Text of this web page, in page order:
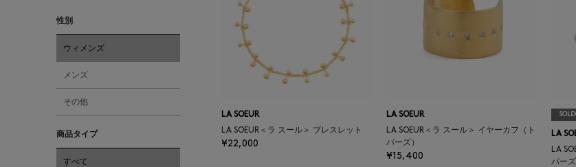
性別
ウィメンズ
メンズ
その他
商品タイプ
すべて
LA SOEUR
LA SOEUR＜ラ スール＞ ブレスレット
¥22,000
LA SOEUR
LA SOEUR＜ラ スール＞ イヤーカフ（ト
パーズ）
¥15,400
LA
LA
パーズ